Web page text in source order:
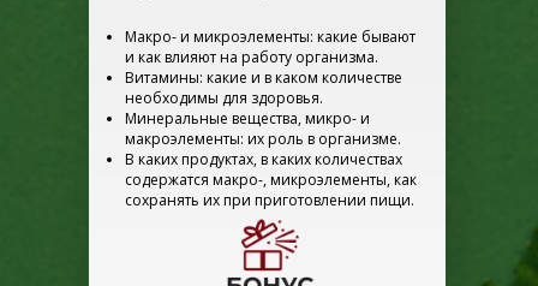
Макро- и микроэлементы: какие бывают
и как влияют на работу организма.
Витамины: какие и в каком количестве
необходимы для здоровья.
Минеральные вещества, микро- и
макроэлементы: их роль в организме.
В каких продуктах, в каких количествах
содержатся макро-, микроэлементы, как
сохранять их при приготовлении пищи.